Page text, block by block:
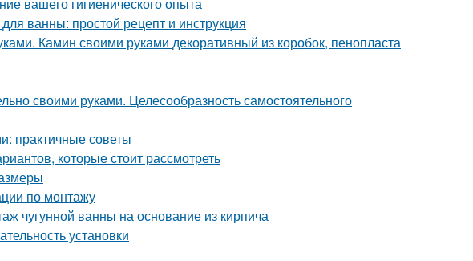
ванны: простой рецепт и инструкция
Камин своими руками декоративный из коробок, пенопласта
своими руками. Целесообразность самостоятельного
практичные советы
которые стоит рассмотреть
по монтажу
чугунной ванны на основание из кирпича
установки